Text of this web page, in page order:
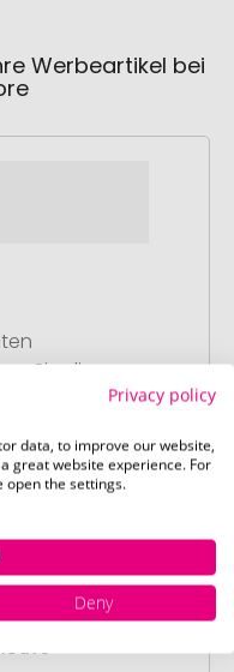
Werbeartikel bei
Sie diese
Privacy policy
data, to improve our website,
great website experience. For
open the settings.
Deny